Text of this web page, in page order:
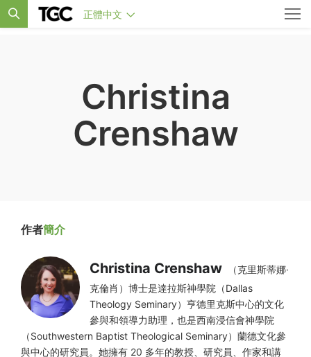
正體中文
Christina
Crenshaw
作者簡介
Christina Crenshaw
（克里斯蒂娜·
克倫肖）博士是達拉斯神學院（Dallas
Theology Seminary）亨德里克斯中心的文化
參與和領導力助理，也是西南浸信會神學院
（Southwestern Baptist Theological Seminary）蘭德文化參
與中心的研究員。她擁有 20 多年的教授、研究員、作家和講